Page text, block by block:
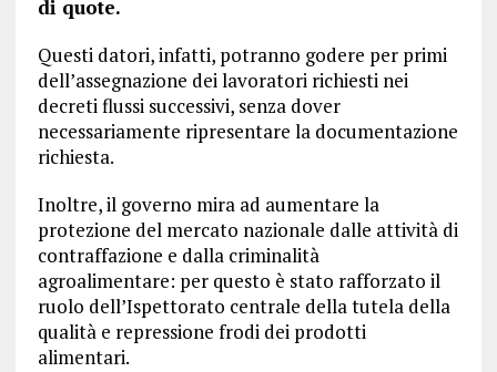
di quote.
Questi datori, infatti, potranno godere per primi
dell’assegnazione dei lavoratori richiesti nei
decreti flussi successivi, senza dover
necessariamente ripresentare la documentazione
richiesta.
Inoltre, il governo mira ad aumentare la
protezione del mercato nazionale dalle attività di
contraffazione e dalla criminalità
agroalimentare: per questo è stato rafforzato il
ruolo dell’Ispettorato centrale della tutela della
qualità e repressione frodi dei prodotti
alimentari.